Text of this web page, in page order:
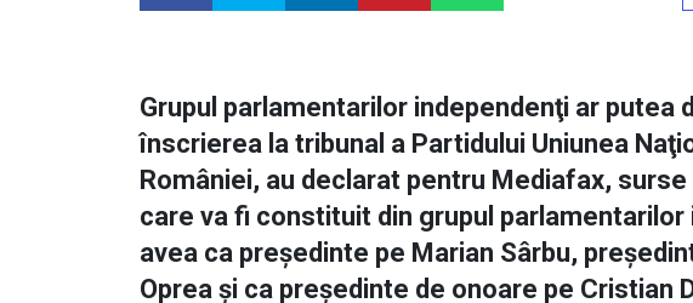
Grupul parlamentarilor independenţi ar putea
înscrierea la tribunal a Partidului Uniunea
României, au declarat pentru Mediafax,
care va fi constituit din grupul
avea ca preşedinte pe Marian Sârbu,
Oprea şi ca preşedinte de onoare pe Cristian